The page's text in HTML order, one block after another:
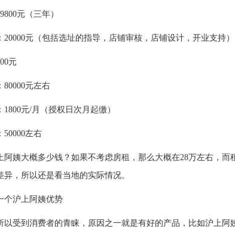
元（三年）
元（包括选址的指导，店铺审核，店铺设计，开业支持）
元
元左右
元/月（授权日次月起缴）
左右
大概多少钱？如果不考虑房租，那么大概在28万左右，而
，所以还是看当地的实际情况。
沪上阿姨优势
到消费者的青睐，原因之一就是有好的产品，比如沪上阿